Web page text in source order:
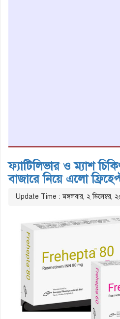
ফ্যাটিলিভার ও ম্যাশ
বাজারে নিয়ে এলো
Update Time : মঙ্গলবার, ২ ডিসেম্বর,